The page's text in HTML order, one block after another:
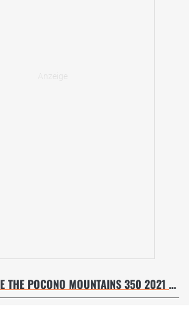
NASCAR EXPLORE THE POCONO MOUNTAINS 350 2021 - RENNEN